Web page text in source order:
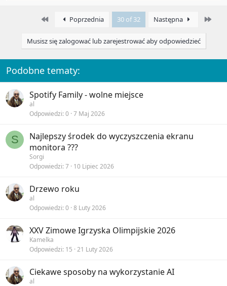
:
First Poprzednia 30 of 32 Następna
Musisz się zalogować lub zarejestrować aby odpowiedzieć
Podobne tematy:
Spotify Family - wolne miejsce
al
Odpowiedzi 0 7 Maj 2026
S
Najlepszy środek do wyczyszczenia ekranu
monitora ???
Sorgi
Odpowiedzi 7 10 Lipiec 2026
Drzewo roku
al
Odpowiedzi 0 8 Luty 2026
XXV Zimowe Igrzyska Olimpijskie 2026
Kamelka
Odpowiedzi 15 21 Luty 2026
Ciekawe sposoby na wykorzystanie AI
al